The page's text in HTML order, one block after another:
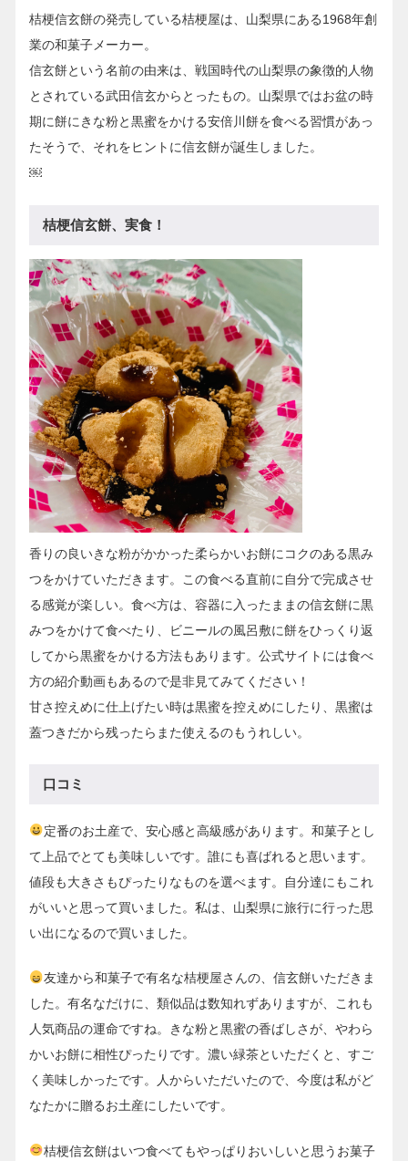
桔梗信玄餅の発売している桔梗屋は、山梨県にある1968年創
業の和菓子メーカー。
信玄餅という名前の由来は、戦国時代の山梨県の象徴的人物
とされている武田信玄からとったもの。山梨県ではお盆の時
期に餅にきな粉と黒蜜をかける安倍川餅を食べる習慣があっ
たそうで、それをヒントに信玄餅が誕生しました。
￼
桔梗信玄餅、実食！
香りの良いきな粉がかかった柔らかいお餅にコクのある黒み
つをかけていただきます。この食べる直前に自分で完成させ
る感覚が楽しい。食べ方は、容器に入ったままの信玄餅に黒
みつをかけて食べたり、ビニールの風呂敷に餅をひっくり返
してから黒蜜をかける方法もあります。公式サイトには食べ
方の紹介動画もあるので是非見てみてください！
甘さ控えめに仕上げたい時は黒蜜を控えめにしたり、黒蜜は
蓋つきだから残ったらまた使えるのもうれしい。
口コミ
定番のお土産で、安心感と高級感があります。和菓子とし
て上品でとても美味しいです。誰にも喜ばれると思います。
値段も大きさもぴったりなものを選べます。自分達にもこれ
がいいと思って買いました。私は、山梨県に旅行に行った思
い出になるので買いました。
友達から和菓子で有名な桔梗屋さんの、信玄餅いただきま
した。有名なだけに、類似品は数知れずありますが、これも
人気商品の運命ですね。きな粉と黒蜜の香ばしさが、やわら
かいお餅に相性ぴったりです。濃い緑茶といただくと、すご
く美味しかったです。人からいただいたので、今度は私がど
なたかに贈るお土産にしたいです。
桔梗信玄餅はいつ食べてもやっぱりおいしいと思うお菓子